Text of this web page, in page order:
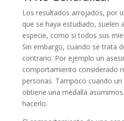
Los resultados arrojados, por
que se haya estudiado, suelen
especie, como si todos sus
Sin embargo, cuando se trata
contrario. Por ejemplo un
comportamiento considerado
personas. Tampoco cuando
obtiene una medalla
hacerlo.